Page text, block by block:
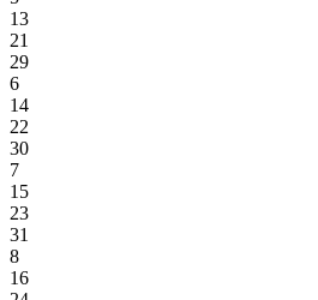
13
21
29
6
14
22
30
7
15
23
31
8
16